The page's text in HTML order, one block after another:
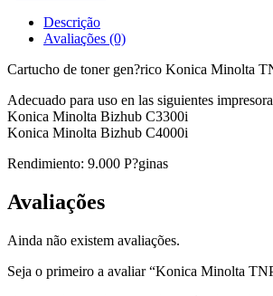
Compativel
Descrição
Avaliações (0)
Cartucho de toner gen?rico Konica Minolta
Adecuado para uso en las siguientes
Konica Minolta Bizhub C3300i
Konica Minolta Bizhub C4000i
Rendimiento: 9.000 P?ginas
Avaliações
Ainda não existem avaliações.
Seja o primeiro a avaliar “Konica Minolta